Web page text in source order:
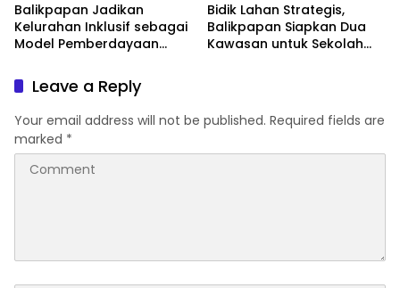
Balikpapan Jadikan
Kelurahan Inklusif sebagai
Model Pemberdayaan
Bidik Lahan Strategis,
Balikpapan Siapkan Dua
Kawasan untuk Sekolah
Leave a Reply
Your email address will not be published. Required fields are
marked *